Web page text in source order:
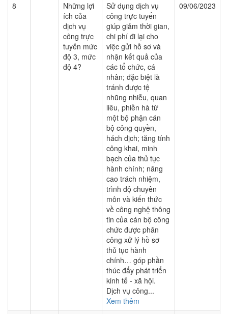
8
Những lợi
ích của
dịch vụ
công trực
tuyến mức
độ 3, mức
độ 4?
Sử dụng dịch vụ
công trực tuyến
giúp giảm thời gian,
chi phí đi lại cho
việc gửi hồ sơ và
nhận kết quả của
các tổ chức, cá
nhân; đặc biệt là
tránh được tệ
nhũng nhiễu, quan
liêu, phiền hà từ
một bộ phận cán
bộ công quyền,
hách dịch; tăng tính
công khai, minh
bạch của thủ tục
hành chính; nâng
cao trách nhiệm,
trình độ chuyên
môn và kiến thức
về công nghệ thông
tin của cán bộ công
chức được phân
công xử lý hồ sơ
thủ tục hành
chính… góp phần
thúc đẩy phát triển
kinh tế - xã hội.
Dịch vụ công...
Xem thêm
09/06/2023